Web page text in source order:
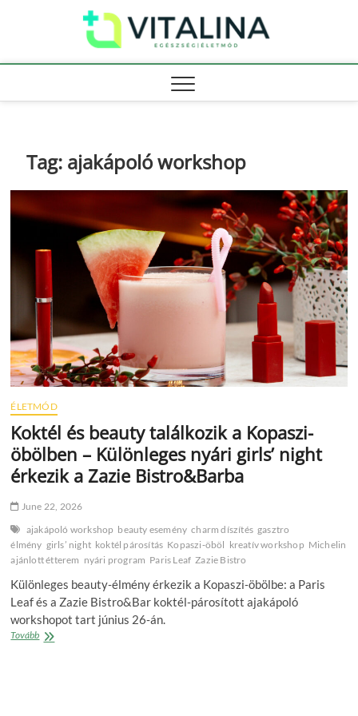
Tag: ajakápoló workshop
ÉLETMÓD
Koktél és beauty találkozik a Kopaszi-
öbölben – Különleges nyári girls’ night
érkezik a Zazie Bistro&Barba
June 22, 2026
ajakápoló workshop beauty esemény charm díszítés gasztro
élmény girls’ night koktél párosítás Kopaszi‑öböl kreatív workshop Michelin
ajánlott étterem nyári program Paris Leaf Zazie Bistro
Különleges beauty‑élmény érkezik a Kopaszi‑öbölbe: a Paris
Leaf és a Zazie Bistro&Bar koktél‑párosított ajakápoló
workshopot tart június 26‑án.
TovábbKoktél